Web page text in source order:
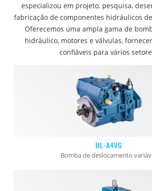
especializou em projeto, pesquisa,
fabricação de componentes hidráulicos
Oferecemos uma ampla gama de
hidráulico, motores e válvulas,
confiáveis para vários
HL-A4VG
Bomba de deslocamento